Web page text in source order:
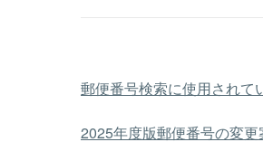
郵便番号検索に使用されて
2025年度版郵便番号の変更